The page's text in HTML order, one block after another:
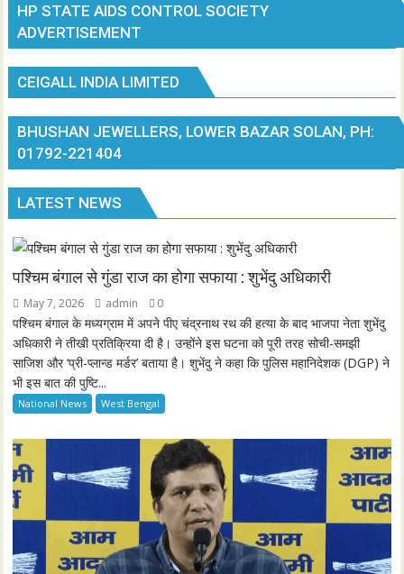
HP STATE AIDS CONTROL SOCIETY
ADVERTISEMENT
CEIGALL INDIA LIMITED
BHUSHAN JEWELLERS, LOWER BAZAR SOLAN, PH:
01792-221404
LATEST NEWS
पश्चिम बंगाल से गुंडा राज का होगा सफाया : शुभेंदु अधिकारी
May 7, 2026 admin 0
पश्चिम बंगाल के मध्यग्राम में अपने पीए चंद्रनाथ रथ की हत्या के बाद भाजपा नेता शुभेंदु
अधिकारी ने तीखी प्रतिक्रिया दी है। उन्होंने इस घटना को पूरी तरह सोची-समझी
साजिश और ‘प्री-प्लान्ड मर्डर’ बताया है। शुभेंदु ने कहा कि पुलिस महानिदेशक (DGP) ने
भी इस बात की पुष्टि...
National News West Bengal